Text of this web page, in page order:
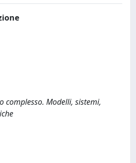
complesso. Modelli, sistemi,